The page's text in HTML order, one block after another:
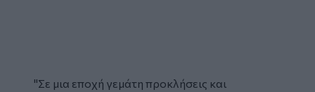
"Σε μια εποχή γεμάτη προκλήσεις και